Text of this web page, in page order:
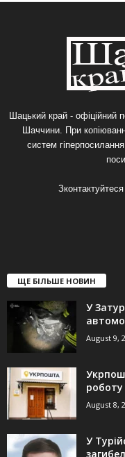
Шацький край - офіційний
Шаччини. При
систем
ЩЕ БІЛЬШЕ НОВИН
У
August 9,
August 8,
У